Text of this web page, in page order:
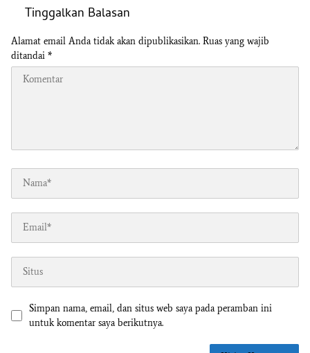
Tinggalkan Balasan
Alamat email Anda tidak akan dipublikasikan. Ruas yang wajib
ditandai *
Simpan nama, email, dan situs web saya pada peramban ini
untuk komentar saya berikutnya.